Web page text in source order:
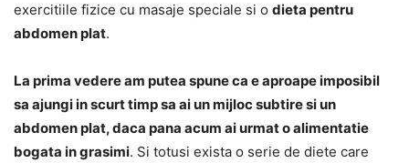
exercitiile fizice cu masaje speciale si o dieta pentru
abdomen plat.
La prima vedere am putea spune ca e aproape imposibil
sa ajungi in scurt timp sa ai un mijloc subtire si un
abdomen plat, daca pana acum ai urmat o alimentatie
bogata in grasimi. Si totusi exista o serie de diete care